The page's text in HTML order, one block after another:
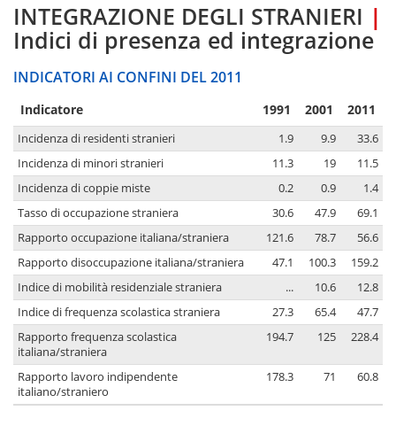
INTEGRAZIONE DEGLI STRANIERI |
Indici di presenza ed integrazione
INDICATORI AI CONFINI DEL 2011
Indicatore 1991 2001 2011
Incidenza di residenti stranieri 1.9 9.9
33.6
Incidenza di minori stranieri
11.3 19
11.5
Incidenza di coppie miste
0.2 0.9
1.4
Tasso di occupazione straniera
30.6 47.9
69.1
Rapporto occupazione italiana/straniera
121.6 78.7
56.6
Rapporto disoccupazione italiana/straniera
47.1 100.3
159.2
Indice di mobilità residenziale straniera
... 10.6
12.8
Indice di frequenza scolastica straniera
27.3 65.4
47.7
Rapporto frequenza scolastica
italiana/straniera
194.7 125 228.4
Rapporto lavoro indipendente
italiano/straniero
178.3 71 60.8